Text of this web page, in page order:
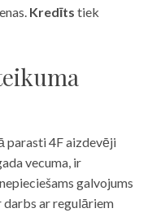
Kredīts tiek
parasti 4F aizdevēji
vecuma, ir
galvojums
darbs ar regulāriem